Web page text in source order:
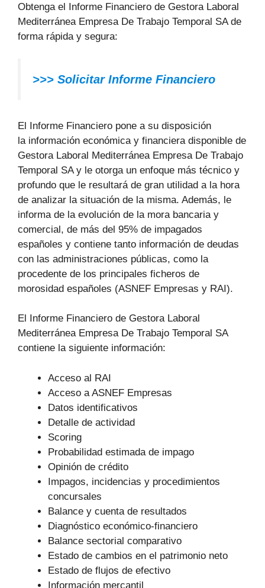
Obtenga el Informe Financiero de Gestora Laboral
Mediterránea Empresa De Trabajo Temporal SA de
forma rápida y segura:
>>> Solicitar Informe Financiero
El Informe Financiero pone a su disposición
la información económica y financiera disponible de
Gestora Laboral Mediterránea Empresa De Trabajo
Temporal SA y le otorga un enfoque más técnico y
profundo que le resultará de gran utilidad a la hora
de analizar la situación de la misma. Además, le
informa de la evolución de la mora bancaria y
comercial, de más del 95% de impagados
españoles y contiene tanto información de deudas
con las administraciones públicas, como la
procedente de los principales ficheros de
morosidad españoles (ASNEF Empresas y RAI).
El Informe Financiero de Gestora Laboral
Mediterránea Empresa De Trabajo Temporal SA
contiene la siguiente información:
Acceso al RAI
Acceso a ASNEF Empresas
Datos identificativos
Detalle de actividad
Scoring
Probabilidad estimada de impago
Opinión de crédito
Impagos, incidencias y procedimientos
concursales
Balance y cuenta de resultados
Diagnóstico económico-financiero
Balance sectorial comparativo
Estado de cambios en el patrimonio neto
Estado de flujos de efectivo
Información mercantil